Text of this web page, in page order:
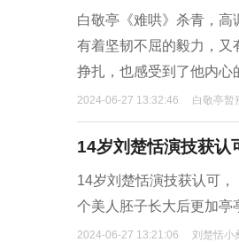
白敬亭《难哄》杀青，
有着坚韧不屈的毅力，又
挣扎，也感受到了他内心
2024-06-27 13:32:46 白敬亭暂
14岁刘楚恬演技获认
14岁刘楚恬演技获认可
个美人胚子长大后更加亭
2024-06-27 13:21:06 刘楚恬小